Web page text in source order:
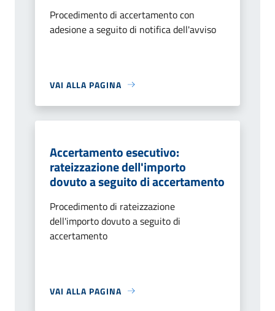
Procedimento di accertamento con
adesione a seguito di notifica dell'avviso
VAI ALLA PAGINA
Accertamento esecutivo:
rateizzazione dell'importo
dovuto a seguito di accertamento
Procedimento di rateizzazione
dell'importo dovuto a seguito di
accertamento
VAI ALLA PAGINA